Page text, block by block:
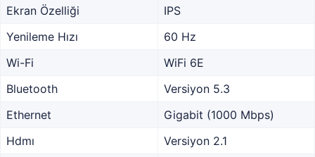
Ekran Özelliği
IPS
Yenileme Hızı
60 Hz
Wi-Fi
WiFi 6E
Bluetooth
Versiyon 5.3
Ethernet
Gigabit (1000 Mbps)
Hdmı
Versiyon 2.1